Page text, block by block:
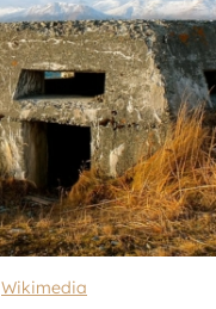
Wikimedia